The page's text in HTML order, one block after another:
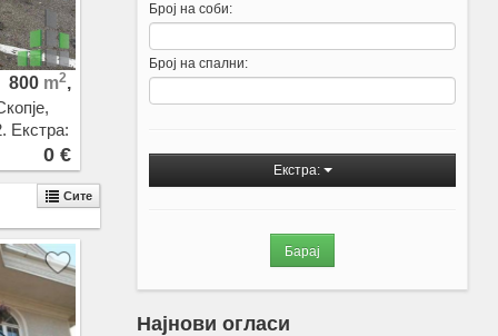
800 m2,
Екстра:
0 €
Сите
Аеродром - Нова Железничка
Ново Лисиче
Водно
Жданец
Влае
Број на соби:
Број на спални:
Екстра:
Најнови огласи